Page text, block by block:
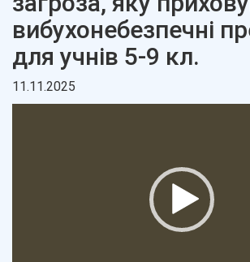
вибухонебезпечні
для учнів 5-9 кл.
11.11.2025